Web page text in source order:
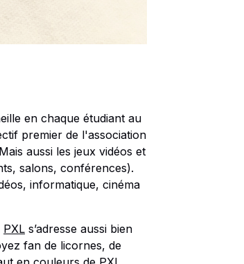
en chaque étudiant au
premier de l'association
aussi les jeux vidéos et
salons, conférences).
informatique, cinéma
PXLs’adresse aussi bien
fan de licornes, de